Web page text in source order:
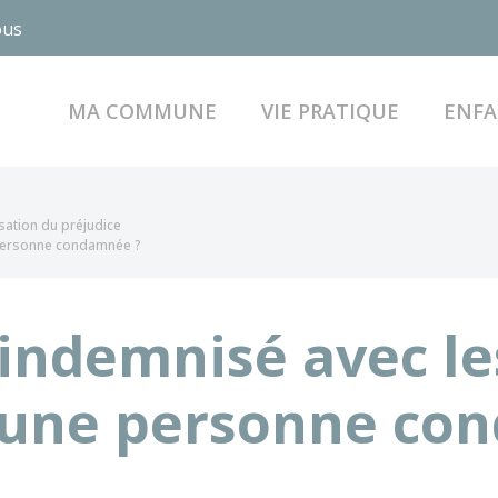
MA COMMUNE VIE PRATIQUE
du préjudice
condamnée ?
avec
personne